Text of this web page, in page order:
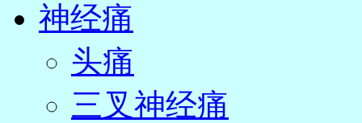
神经痛
头痛
三叉神经痛